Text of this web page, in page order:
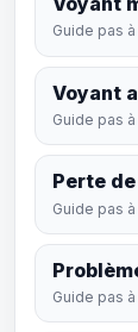
Guide pas
Voyant
Guide pas
Perte
Guide pas
Guide pas